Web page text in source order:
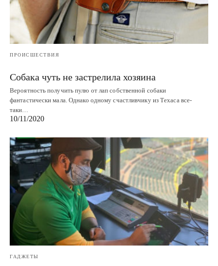
ПРОИСШЕСТВИЯ
Собака чуть не застрелила хозяина
Вероятность получить пулю от лап собственной собаки
фантастически мала. Однако одному счастливчику из Техаса все-
таки…
10/11/2020
ГАДЖЕТЫ